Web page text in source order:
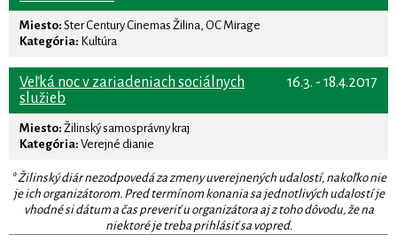
Miesto: Ster Century Cinemas Žilina, OC Mirage
Kategória: Kultúra
16.3. - 18.4.2017
Veľká noc v zariadeniach sociálnych
služieb
Miesto: Žilinský samosprávny kraj
Kategória: Verejné dianie
* Žilinský diár nezodpovedá za zmeny uverejnených udalostí, nakoľko nie
je ich organizátorom. Pred termínom konania sa jednotlivých udalostí je
vhodné si dátum a čas preveriť u organizátora aj z toho dôvodu, že na
niektoré je treba prihlásiť sa vopred.